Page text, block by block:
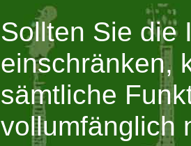
Sollten Sie die
einschränken,
sämtliche
vollumfänglich